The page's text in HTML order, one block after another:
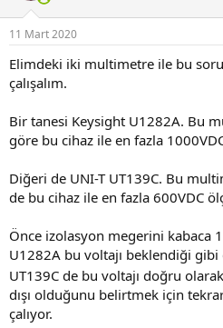
b
a
l
a
a
n
a
i
l
11 Mart 2020
Elimdeki iki multimetre ile bu
çalışalım.
Bir tanesi Keysight U1282A. Bu
göre bu cihaz ile en fazla
Diğeri de UNI-T UT139C. Bu
de bu cihaz ile en fazla 600VDC
Önce izolasyon megerini kabaca
U1282A bu voltajı beklendiği
UT139C de bu voltajı doğru
dışı olduğunu belirtmek için
çalıyor.